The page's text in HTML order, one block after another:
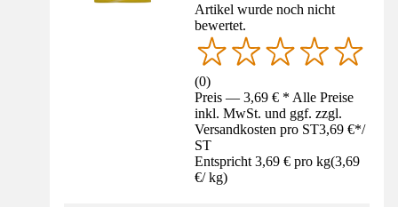
Artikel wurde noch nicht
bewertet.
(0)
Preis — 3,69 € * Alle Preise
inkl. MwSt. und ggf. zzgl.
Versandkosten pro ST3,69 €*/
ST
Entspricht 3,69 € pro kg(3,69
€/ kg)